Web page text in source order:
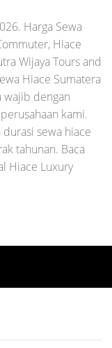
Harga Sewa
Hiace
Wijaya Tours and
Hiace Sumatera
wajib dengan
kami.
sewa hiace
tahunan. Baca
Hiace Luxury